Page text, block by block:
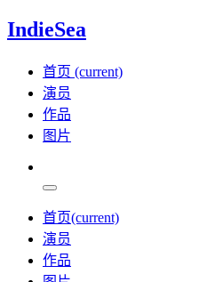
IndieSea
首页 (current)
演员
作品
图片
首页(current)
演员
作品